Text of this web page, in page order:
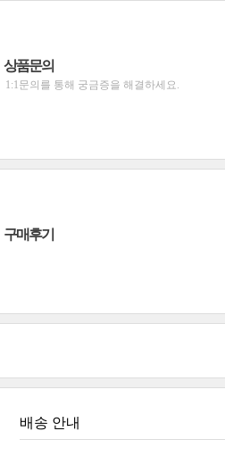
상품문의
1:1문의를 통해 궁금증을 해결하세요.
구매후기
배송 안내